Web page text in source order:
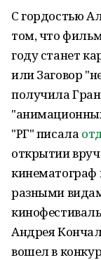
С гордостью
том, что
году станет
или Заговор
получила
"РГ" писала
открытии
кинематограф
разными
Андрея
вошел в